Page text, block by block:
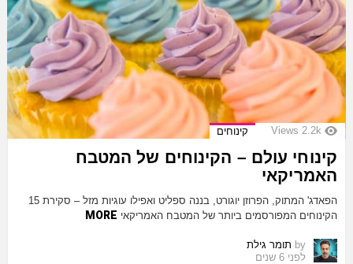
2.2k
Views קינוחים
קינוחי עולם – הקינוחים של המטבח
האמריקאי
הפאדג' המתוק, הפרוזן יוגורט, בננה ספליט ואפילו עוגיות מזל – סקירת 15
הקינוחים המפורסמים ביותר של המטבח האמריקאי MORE
by תומר גילת
לפני 6 שנים